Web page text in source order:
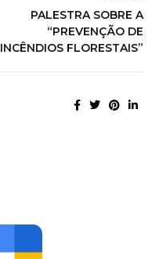
PALESTRA SOBRE A
“PREVENÇÃO DE
INCÊNDIOS FLORESTAIS”